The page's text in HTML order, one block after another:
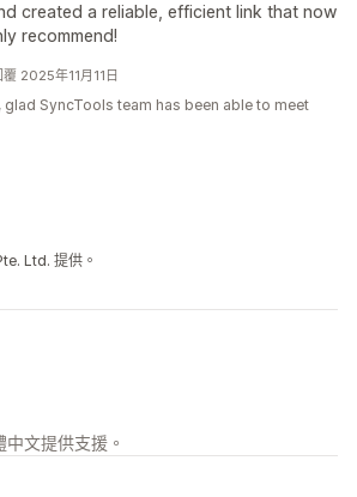
created a reliable, efficient link that now
recommend!
2025年11月11日
glad SyncTools team has been able to meet
Ltd. 提供。
文提供支援。